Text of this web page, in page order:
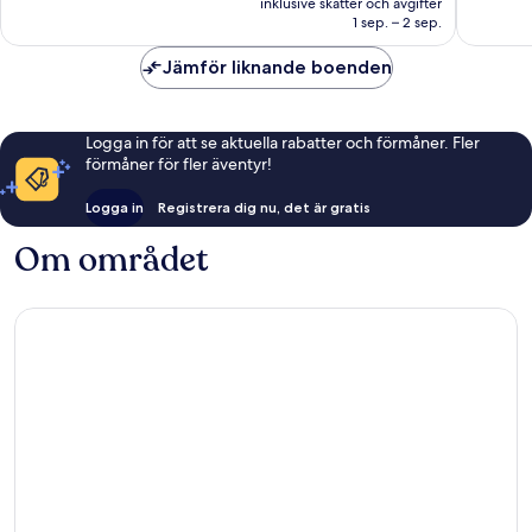
2 778 kr
1 sep. – 2 sep.
Jämför liknande boenden
Logga in för att se aktuella rabatter och förmåner. Fler
förmåner för fler äventyr!
Logga in Registrera dig nu, det är gratis
Om området